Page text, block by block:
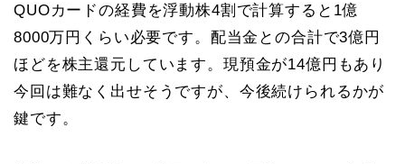
QUOカードの経費を浮動株4割で計算すると1億
8000万円くらい必要です。配当金との合計で3億円
ほどを株主還元しています。現預金が14億円もあり
今回は難なく出せそうですが、今後続けられるかが
鍵です。